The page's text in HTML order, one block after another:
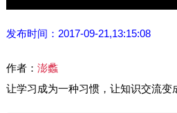
发布时间：2017-09-21,13:15:08
作者： 澎蠡
让学习成为一种习惯，让知识交流变